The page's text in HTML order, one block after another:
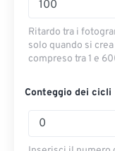
Ritardo tra i
solo quando si
compreso tra 1 e
Conteggio dei cicli